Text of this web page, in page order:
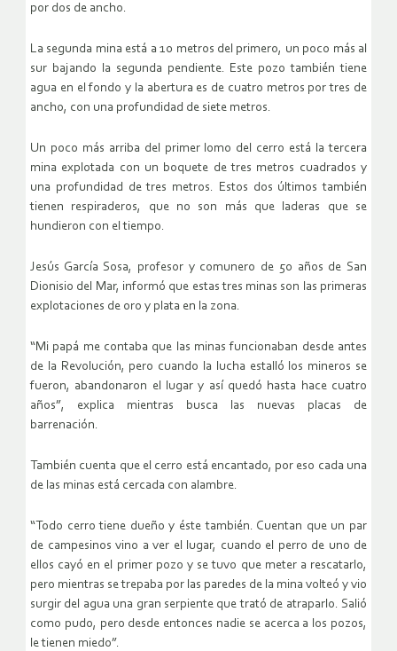
por dos de ancho.
La segunda mina está a 10 metros del primero, un poco más al
sur bajando la segunda pendiente. Este pozo también tiene
agua en el fondo y la abertura es de cuatro metros por tres de
ancho, con una profundidad de siete metros.
Un poco más arriba del primer lomo del cerro está la tercera
mina explotada con un boquete de tres metros cuadrados y
una profundidad de tres metros. Estos dos últimos también
tienen respiraderos, que no son más que laderas que se
hundieron con el tiempo.
Jesús García Sosa, profesor y comunero de 50 años de San
Dionisio del Mar, informó que estas tres minas son las primeras
explotaciones de oro y plata en la zona.
“Mi papá me contaba que las minas funcionaban desde antes
de la Revolución, pero cuando la lucha estalló los mineros se
fueron, abandonaron el lugar y así quedó hasta hace cuatro
años”, explica mientras busca las nuevas placas de
barrenación.
También cuenta que el cerro está encantado, por eso cada una
de las minas está cercada con alambre.
“Todo cerro tiene dueño y éste también. Cuentan que un par
de campesinos vino a ver el lugar, cuando el perro de uno de
ellos cayó en el primer pozo y se tuvo que meter a rescatarlo,
pero mientras se trepaba por las paredes de la mina volteó y vio
surgir del agua una gran serpiente que trató de atraparlo. Salió
como pudo, pero desde entonces nadie se acerca a los pozos,
le tienen miedo”.